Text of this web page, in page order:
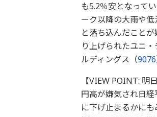
も5.2％安となって
ーク以降の大雨や
と落ち込んだこと
り上げられたユニ
ルディングス（9076
【VIEW POINT: 明
円高が嫌気され日
に下げ止まるかに